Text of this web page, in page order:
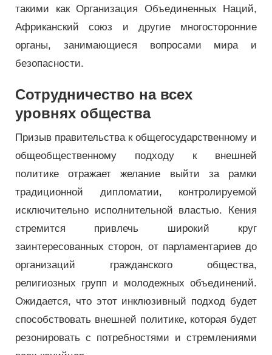
такими как Организация Объединенных Наций,
Африканский союз и другие многосторонние
органы, занимающиеся вопросами мира и
безопасности.
Сотрудничество на всех
уровнях общества
Призыв правительства к общегосударственному и
общеобщественному подходу к внешней
политике отражает желание выйти за рамки
традиционной дипломатии, контролируемой
исключительно исполнительной властью. Кения
стремится привлечь широкий круг
заинтересованных сторон, от парламентариев до
организаций гражданского общества,
религиозных групп и молодежных объединений.
Ожидается, что этот инклюзивный подход будет
способствовать внешней политике, которая будет
резонировать с потребностями и стремлениями